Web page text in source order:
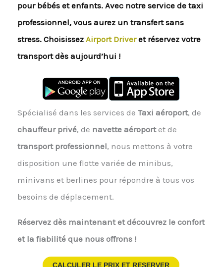
pour bébés et enfants. Avec notre service de taxi
professionnel, vous aurez un transfert sans
stress. Choisissez Airport Driveret réservez votre
transport dès aujourd’hui !
Spécialisé dans les services de Taxi aéroport, de
chauffeur privé, de navette aéroportet de
transport professionnel, nous mettons à votre
disposition une flotte variée de minibus,
minivans et berlines pour répondre à tous vos
besoins de déplacement.
Réservez dès maintenant et découvrez le confort
et la fiabilité que nous offrons !
CALCULER LE PRIX ET RESERVER